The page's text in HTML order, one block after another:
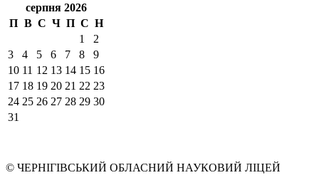
серпня 2026
П В С Ч П С Н
1
2
3
4 5 6 7 8
9
10 11 12 13 14 15 16
17 18 19 20 21 22 23
24 25 26 27 28 29 30
31
© ЧЕРНІГІВСЬКИЙ ОБЛАСНИЙ НАУКОВИЙ ЛІЦЕЙ